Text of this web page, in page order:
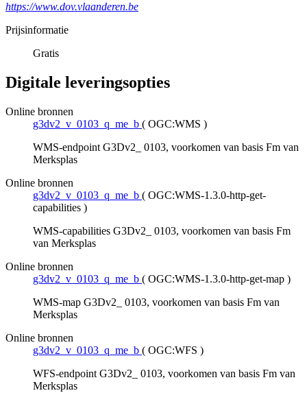
https://www.dov.vlaanderen.be
Prijsinformatie
Gratis
Digitale leveringsopties
Online bronnen
g3dv2_v_0103_q_me_b ( OGC:WMS )
WMS-endpoint G3Dv2_ 0103, voorkomen van basis Fm van
Merksplas
Online bronnen
g3dv2_v_0103_q_me_b ( OGC:WMS-1.3.0-http-get-
capabilities )
WMS-capabilities G3Dv2_ 0103, voorkomen van basis Fm
van Merksplas
Online bronnen
g3dv2_v_0103_q_me_b ( OGC:WMS-1.3.0-http-get-map )
WMS-map G3Dv2_ 0103, voorkomen van basis Fm van
Merksplas
Online bronnen
g3dv2_v_0103_q_me_b ( OGC:WFS )
WFS-endpoint G3Dv2_ 0103, voorkomen van basis Fm van
Merksplas